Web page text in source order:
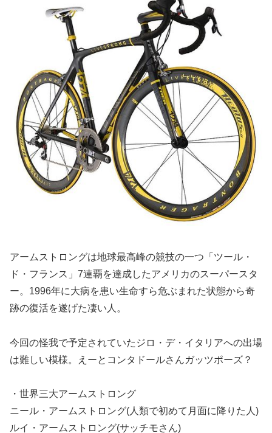
アームストロングは地球最高峰の競技の一つ「ツール・
ド・フランス」7連覇を達成したアメリカのスーパースタ
ー。1996年に大病を患い生命すら危ぶまれた状態から奇
跡の復活を遂げた凄い人。
今回の怪我で予定されていたジロ・デ・イタリアへの出場
は難しい模様。えーとコンタドールさんガッツポーズ？
・世界三大アームストロング
ニール・アームストロング(人類で初めて月面に降りた人)
ルイ・アームストロング(サッチモさん)